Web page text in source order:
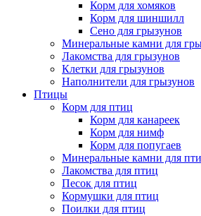
Корм для хомяков
Корм для шиншилл
Сено для грызунов
Минеральные камни для
Лакомства для грызунов
Клетки для грызунов
Наполнители для грызунов
Птицы
Корм для птиц
Корм для канареек
Корм для нимф
Корм для попугаев
Минеральные камни для
Лакомства для птиц
Песок для птиц
Кормушки для птиц
Поилки для птиц